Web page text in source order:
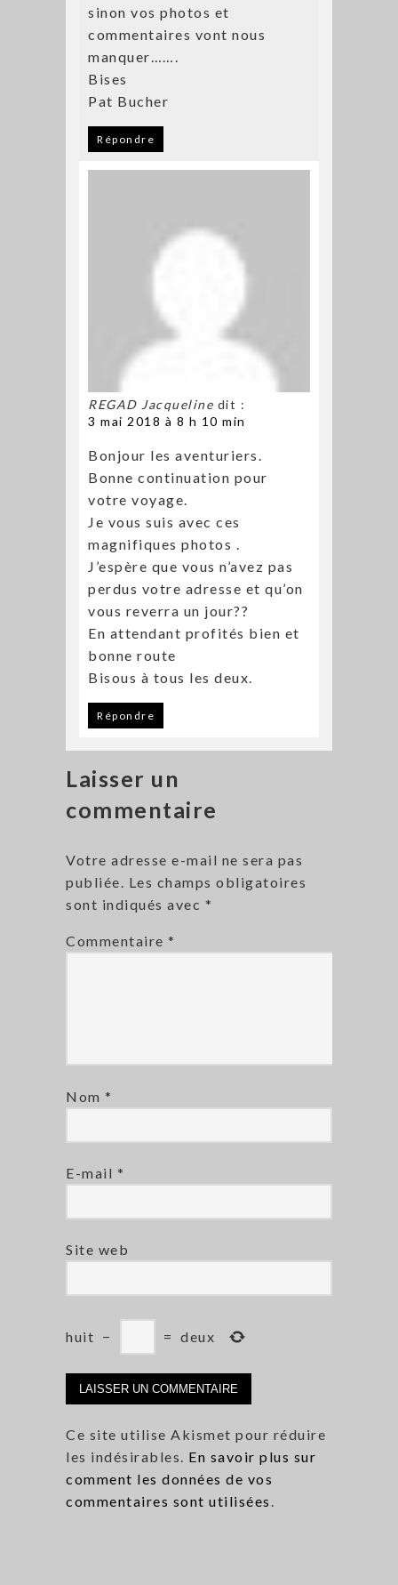
sinon vos photos et
commentaires vont nous
manquer…….
Bises
Pat Bucher
Répondre
REGAD Jacqueline dit :
3 mai 2018 à 8 h 10 min
Bonjour les aventuriers.
Bonne continuation pour
votre voyage.
Je vous suis avec ces
magnifiques photos .
J’espère que vous n’avez pas
perdus votre adresse et qu’on
vous reverra un jour??
En attendant profités bien et
bonne route
Bisous à tous les deux.
Répondre
Laisser un
commentaire
Votre adresse e-mail ne sera pas
publiée. Les champs obligatoires
sont indiqués avec *
Commentaire *
Nom *
E-mail *
Site web
huit − = deux
Ce site utilise Akismet pour réduire
les indésirables. En savoir plus sur
comment les données de vos
commentaires sont utilisées .